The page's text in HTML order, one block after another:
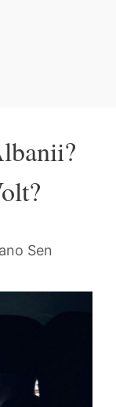
Sen